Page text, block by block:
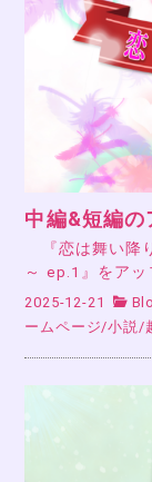
中編&短編
『恋は舞い降
～ ep.1』をアッ
2025-12-21
ームページ/小説/